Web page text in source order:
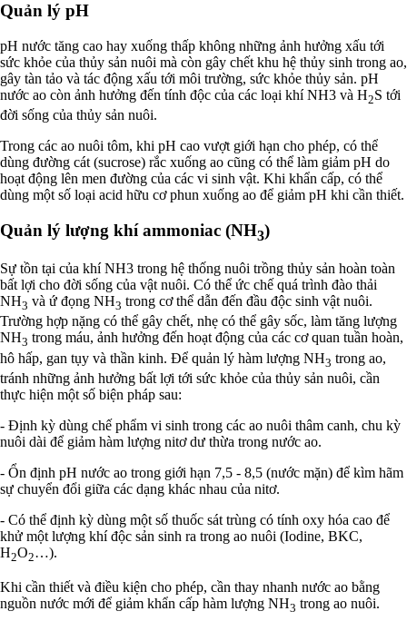
Quản lý pH
pH nước tăng cao hay xuống thấp không những ảnh hưởng xấu tới
sức khỏe của thủy sản nuôi mà còn gây chết khu hệ thủy sinh trong ao,
gây tàn tảo và tác động xấu tới môi trường, sức khỏe thủy sản. pH
nước ao còn ảnh hưởng đến tính độc của các loại khí NH3 và H2S tới
đời sống của thủy sản nuôi.
Trong các ao nuôi tôm, khi pH cao vượt giới hạn cho phép, có thể
dùng đường cát (sucrose) rắc xuống ao cũng có thể làm giảm pH do
hoạt động lên men đường của các vi sinh vật. Khi khẩn cấp, có thể
dùng một số loại acid hữu cơ phun xuống ao để giảm pH khi cần thiết.
Quản lý lượng khí ammoniac (NH3)
Sự tồn tại của khí NH3 trong hệ thống nuôi trồng thủy sản hoàn toàn
bất lợi cho đời sống của vật nuôi. Có thể ức chế quá trình đào thải
NH3 và ứ đọng NH3 trong cơ thể dẫn đến đầu độc sinh vật nuôi.
Trường hợp nặng có thể gây chết, nhẹ có thể gây sốc, làm tăng lượng
NH3 trong máu, ảnh hưởng đến hoạt động của các cơ quan tuần hoàn,
hô hấp, gan tụy và thần kinh. Để quản lý hàm lượng NH3 trong ao,
tránh những ảnh hưởng bất lợi tới sức khỏe của thủy sản nuôi, cần
thực hiện một số biện pháp sau:
- Định kỳ dùng chế phẩm vi sinh trong các ao nuôi thâm canh, chu kỳ
nuôi dài để giảm hàm lượng nitơ dư thừa trong nước ao.
- Ổn định pH nước ao trong giới hạn 7,5 - 8,5 (nước mặn) để kìm hãm
sự chuyển đổi giữa các dạng khác nhau của nitơ.
- Có thể định kỳ dùng một số thuốc sát trùng có tính oxy hóa cao để
khử một lượng khí độc sản sinh ra trong ao nuôi (Iodine, BKC,
H2O2…).
Khi cần thiết và điều kiện cho phép, cần thay nhanh nước ao bằng
nguồn nước mới để giảm khẩn cấp hàm lượng NH3 trong ao nuôi.